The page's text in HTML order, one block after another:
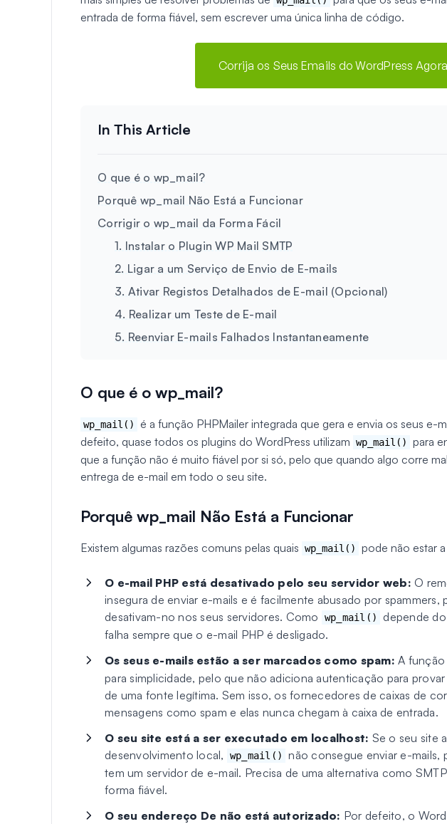
entrada de forma fiável, sem escrever uma única linha de código.
Corrija os Seus Emails do WordPress Agora
O que é o wp_mail?
Porquê wp_mail Não Está a Funcionar
Corrigir o wp_mail da Forma Fácil
1. Instalar o Plugin WP Mail SMTP
2. Ligar a um Serviço de Envio de E-mails
3. Ativar Registos Detalhados de E-mail (Opcional)
4. Realizar um Teste de E-mail
5. Reenviar E-mails Falhados Instantaneamente
O que é o wp_mail?
wp_mail()
é a função PHPMailer integrada que gera e envia os seus e-
defeito, quase todos os plugins do WordPress utilizam wp_mail()
para
que a função não é muito fiável por si só, pelo que quando algo corre
entrega de e-mail em todo o seu site.
Porquê wp_mail Não Está a Funcionar
Existem algumas razões comuns pelas quais wp_mail() pode não estar
O e-mail PHP está desativado pelo seu servidor web: O
insegura de enviar e-mails e é facilmente abusado por spammers,
desativam-no nos seus servidores. Como
wp_mail()
depende
falha sempre que o e-mail PHP é desligado.
Os seus e-mails estão a ser marcados como spam: A função
para simplicidade, pelo que não adiciona autenticação para
de uma fonte legítima. Sem isso, os fornecedores de caixas de
mensagens como spam e elas nunca chegam à caixa de entrada.
O seu site está a ser executado em localhost: Se o seu site
desenvolvimento local,
wp_mail()
não consegue enviar e-mails,
tem um servidor de e-mail. Precisa de uma alternativa como
forma fiável.
O seu endereço De não está autorizado: Por defeito, o